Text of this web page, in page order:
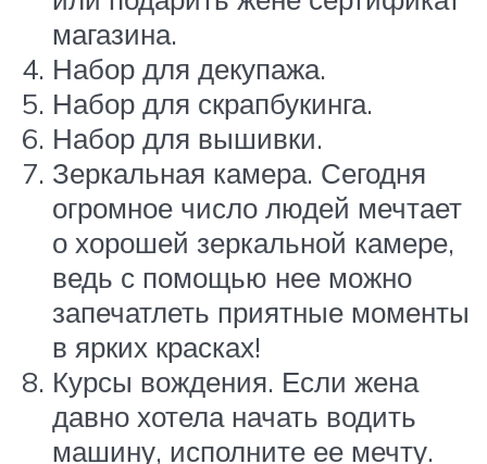
магазина.
Набор для декупажа.
Набор для скрапбукинга.
Набор для вышивки.
Зеркальная камера. Сегодня
огромное число людей мечтает
о хорошей зеркальной камере,
ведь с помощью нее можно
запечатлеть приятные моменты
в ярких красках!
Курсы вождения. Если жена
давно хотела начать водить
машину, исполните ее мечту.